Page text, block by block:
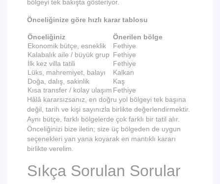
bölgeyi tek bakışta gösteriyor.
Önceliğinize göre hızlı karar tablosu
Önceliğiniz
Önerilen bölge
Ekonomik bütçe, esneklik
Fethiye
Kalabalık aile / büyük grup Fethiye
İlk kez villa tatili
Fethiye
Lüks, mahremiyet, balayı
Kalkan
Doğa, dalış, sakinlik
Kaş
Kısa transfer / kolay ulaşım Fethiye
Hâlâ kararsızsanız, en doğru yol bölgeyi tek başına
değil, tarih ve kişi sayınızla birlikte değerlendirmektir.
Aynı bütçe, farklı bölgelerde çok farklı bir tatil alır.
Önceliğinizi bize iletin; size üç bölgeden de uygun
seçenekleri yan yana koyarak en mantıklı kararı
birlikte verelim.
Sıkça Sorulan Sorular